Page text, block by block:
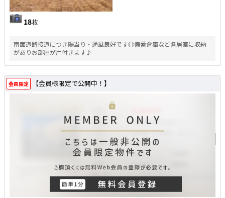
18枚
南面道路接道につき陽当り・通風良好です◎備蓄倉庫など各居室に収納
がありお部屋が片付きます♪
会員限定 【会員様限定で公開中！】